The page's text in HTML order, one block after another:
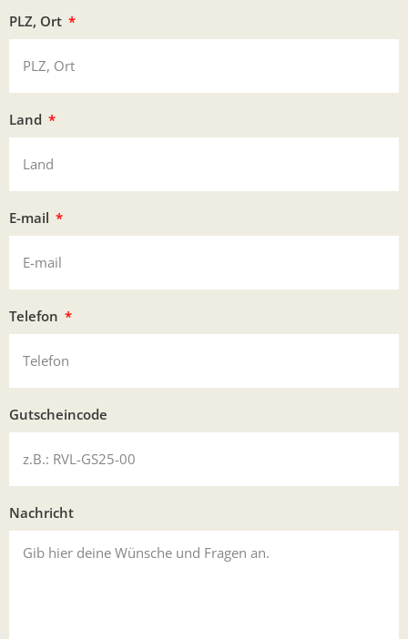
PLZ, Ort
Land
E-mail
Telefon
Gutscheincode
Nachricht